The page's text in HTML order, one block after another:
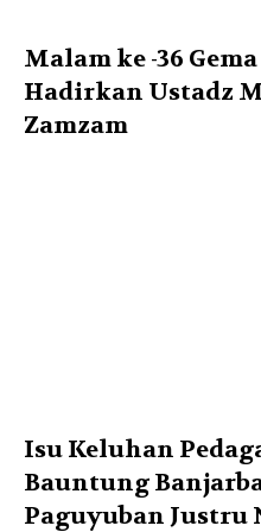
Malam ke -36
Hadirkan Ustadz
Zamzam
Isu Keluhan
Bauntung
Paguyuban Justru